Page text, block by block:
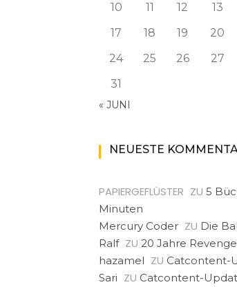
10
11 12 13
17
18 19 20
24
25 26 27
31
« JUNI
NEUESTE
PAPIERGEFLÜSTER ZU 5
Minuten
Mercury Coder ZU Die
Ralf ZU 20 Jahre
hazamel ZU Catcontent-
Sari ZU Catcontent-